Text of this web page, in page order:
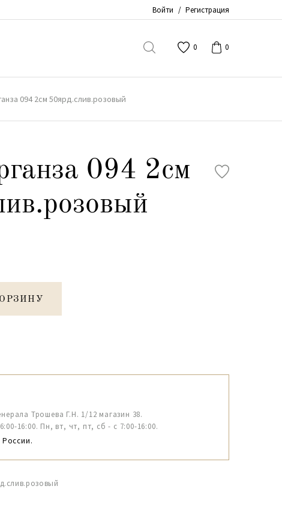
Войти / Регистрация
0 0
094 2см 50ярд.слив.розовый
094 2см
Трошева Г.Н. 1/12 магазин 38.
16:00. Пн, вт, чт, пт, сб - с 7:00-16:00.